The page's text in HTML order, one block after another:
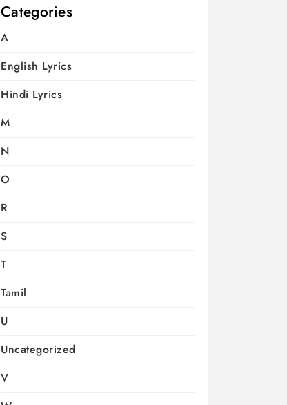
Categories
A
English Lyrics
Hindi Lyrics
M
N
O
R
S
T
Tamil
U
Uncategorized
V